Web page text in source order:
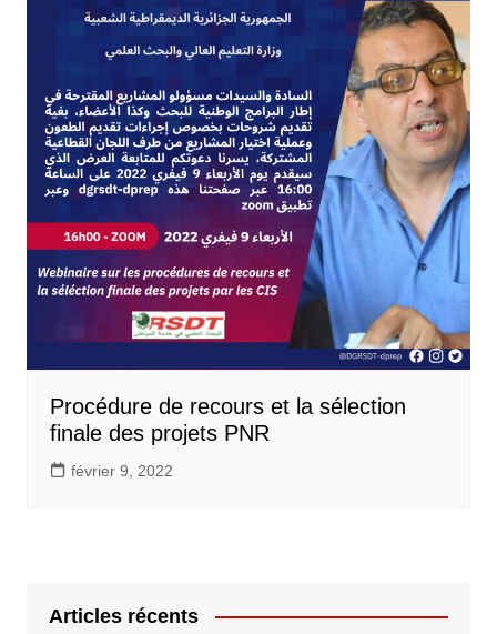
Procédure de recours et la sélection
finale des projets PNR
février 9, 2022
Articles récents